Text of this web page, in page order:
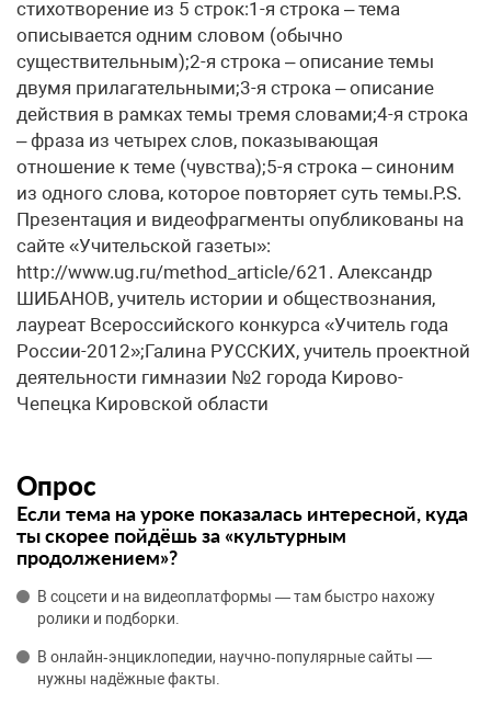
Опрос
Если тема на уроке показалась интересной, куда
ты скорее пойдёшь за «культурным
продолжением»?
В соцсети и на видеоплатформы — там быстро нахожу
ролики и подборки.
В онлайн‑энциклопедии, научно‑популярные сайты —
нужны надёжные факты.